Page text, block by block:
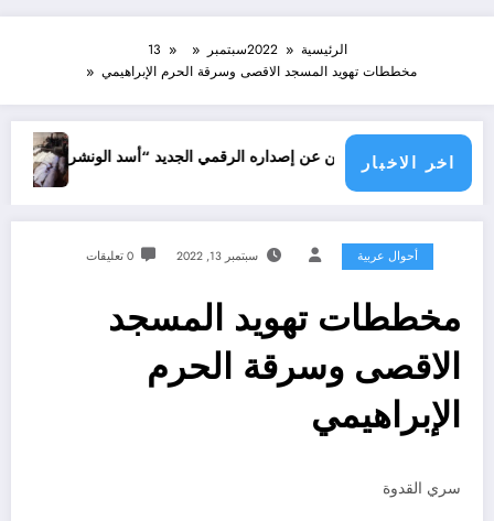
الرئيسية 2022سبتمبر
13
مخططات تهويد المسجد الاقصى وسرقة الحرم الإبراهيمي
اخر الاخبار
شاهد يعلن عن إصداره الرقمي الجديد “أسد الونشريس” تخليدا لنضال
جرائم
أحوال عربية سبتمبر 13, 2022 0 تعليقات
مخططات تهويد المسجد
الاقصى وسرقة الحرم
الإبراهيمي
سري القدوة